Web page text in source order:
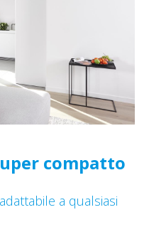
compatto
a qualsiasi